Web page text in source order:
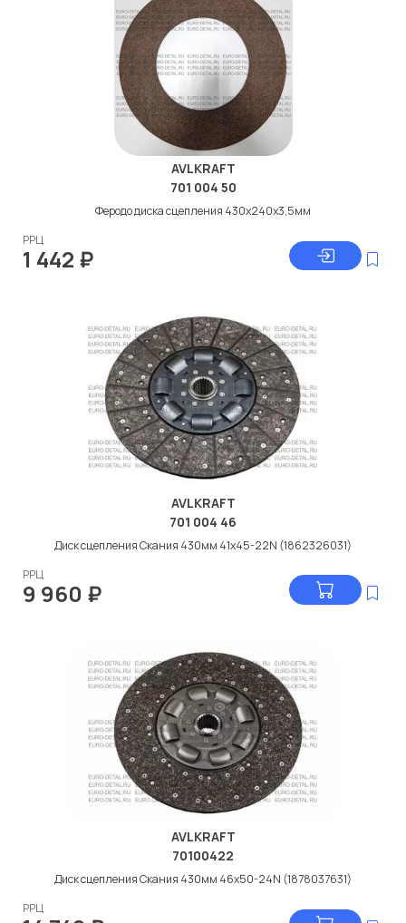
AVLKRAFT
701 004 50
Феродо диска сцепления 430x240x3,5мм
РРЦ
1 442 ₽
AVLKRAFT
701 004 46
Диск сцепления Скания 430мм 41x45-22N (1862326031)
РРЦ
9 960 ₽
AVLKRAFT
70100422
Диск сцепления Скания 430мм 46x50-24N (1878037631)
РРЦ